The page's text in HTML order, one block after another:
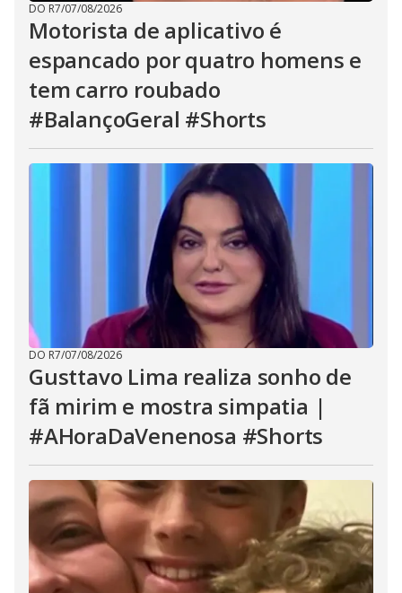
DO R7/07/08/2026
Motorista de aplicativo é
espancado por quatro homens e
tem carro roubado
#BalançoGeral #Shorts
DO R7/07/08/2026
Gusttavo Lima realiza sonho de
fã mirim e mostra simpatia |
#AHoraDaVenenosa #Shorts